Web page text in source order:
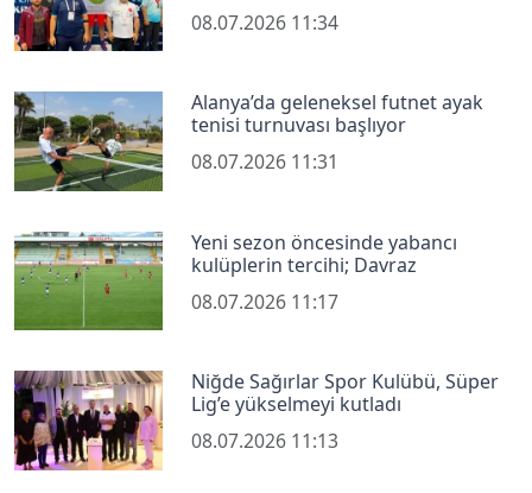
08.07.2026 11:34
Alanya’da geleneksel futnet ayak
tenisi turnuvası başlıyor
08.07.2026 11:31
Yeni sezon öncesinde yabancı
kulüplerin tercihi; Davraz
08.07.2026 11:17
Niğde Sağırlar Spor Kulübü, Süper
Lig’e yükselmeyi kutladı
08.07.2026 11:13